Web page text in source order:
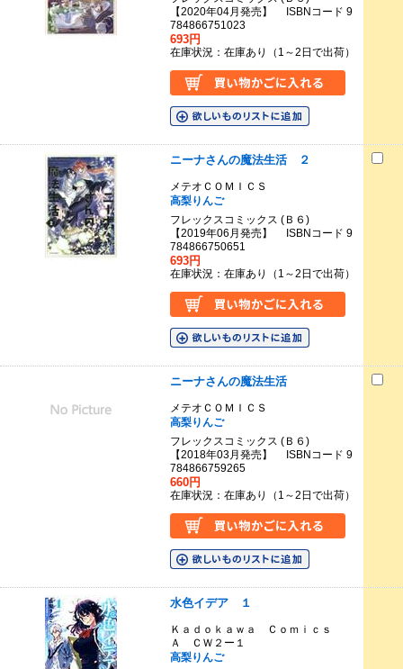
【2020年04月発売】 ISBNコード 9
784866751023
693円
在庫状況：在庫あり（1～2日で出荷）
ニーナさんの魔法生活 ２
メテオＣＯＭＩＣＳ
高梨りんご
フレックスコミックス (Ｂ６)
【2019年06月発売】 ISBNコード 9
784866750651
693円
在庫状況：在庫あり（1～2日で出荷）
ニーナさんの魔法生活
メテオＣＯＭＩＣＳ
高梨りんご
フレックスコミックス (Ｂ６)
【2018年03月発売】 ISBNコード 9
784866759265
660円
在庫状況：在庫あり（1～2日で出荷）
水色イデア １
Ｋａｄｏｋａｗａ Ｃｏｍｉｃｓ
Ａ ＣＷ２ー１
高梨りんご